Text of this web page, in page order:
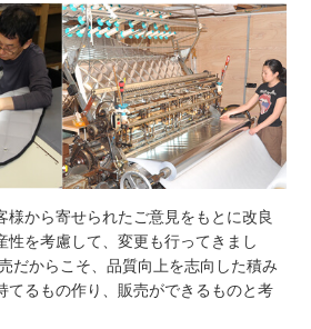
様から寄せられたご意見をもとに改良
性を考慮して、変更も行ってきまし
だからこそ、品質向上を志向した積み
てるもの作り、販売ができるものと考